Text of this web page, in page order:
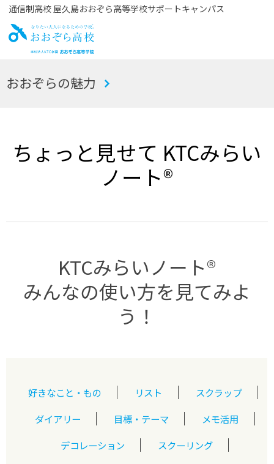
通信制高校 屋久島おおぞら高等学校サポートキャンパス
お
おおぞらの魅力
ちょっと見せて KTCみらい
ノート®
KTCみらいノート®
みんなの使い方を見てみよ
う！
好きなこと・もの リスト
スクラップ
ダイアリー
目標・テーマ
メモ活用
デコレーション
スクーリング